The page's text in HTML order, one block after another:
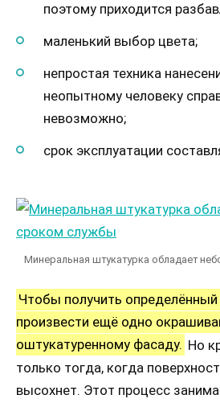
поэтому приходится
маленький выбор цвета;
непростая техника
неопытному человеку
невозможно;
срок эксплуатации
Минеральная штукатурка обладает
Чтобы получить
произвести ещё одно
оштукатуренному фасаду. Но
только тогда, когда
высохнет. Этот процесс